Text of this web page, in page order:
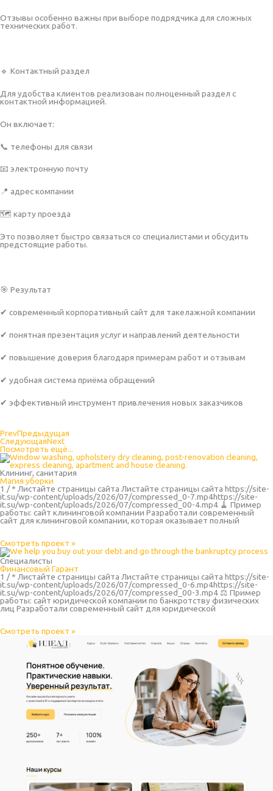
Отзывы особенно важны при выборе подрядчика для сложных
технических работ.
🔹 Контактный раздел
Для удобства клиентов реализован полноценный раздел с
контактной информацией.
Он включает:
📞 телефоны для связи
📧 электронную почту
📍 адрес компании
🗺 карту проезда
Это позволяет быстро связаться со специалистами и обсудить
предстоящие работы.
🎯 Результат
✔ современный корпоративный сайт для такелажной компании
✔ понятная презентация услуг и направлений деятельности
✔ повышение доверия благодаря примерам работ и отзывам
✔ удобная система приёма обращений
✔ эффективный инструмент привлечения новых заказчиков
PrevПредыдущая
СледующаяNext
Посмотреть ещё...
Клининг, санитария
Магия уборки
1 / * Листайте страницы сайта Листайте страницы сайта https://site-
it.su/wp-content/uploads/2026/07/compressed_0-7.mp4https://site-
it.su/wp-content/uploads/2026/07/compressed_00-4.mp4 🧹 Пример
работы: сайт клининговой компании Разработали современный
сайт для клининговой компании, которая оказывает полный
Смотреть проект »
Специалисты
Финансовый Гарант
1 / * Листайте страницы сайта Листайте страницы сайта https://site-
it.su/wp-content/uploads/2026/07/compressed_0-6.mp4https://site-
it.su/wp-content/uploads/2026/07/compressed_00-3.mp4 ⚖️ Пример
работы: сайт юридической компании по банкротству физических
лиц Разработали современный сайт для юридической
Смотреть проект »